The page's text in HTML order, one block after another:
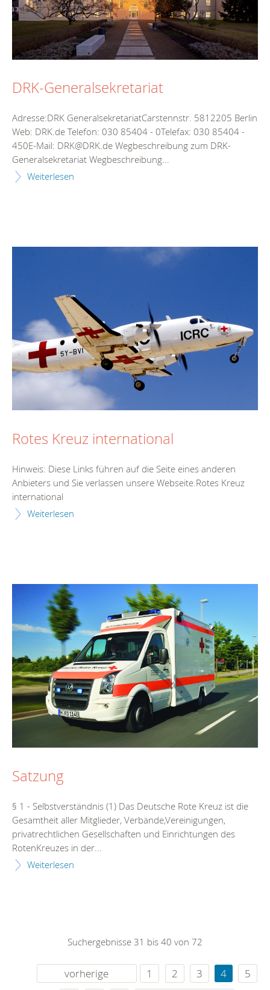
DRK-Generalsekretariat
Adresse:DRK GeneralsekretariatCarstennstr. 5812205 Berlin
Web: DRK.de Telefon: 030 85404 - 0Telefax: 030 85404 -
450E-Mail: DRK@DRK.de Wegbeschreibung zum DRK-
Generalsekretariat Wegbeschreibung...
Weiterlesen
Rotes Kreuz international
Hinweis: Diese Links führen auf die Seite eines anderen
Anbieters und Sie verlassen unsere Webseite.Rotes Kreuz
international
Weiterlesen
Satzung
§ 1 - Selbstverständnis (1) Das Deutsche Rote Kreuz ist die
Gesamtheit aller Mitglieder, Verbände,Vereinigungen,
privatrechtlichen Gesellschaften und Einrichtungen des
RotenKreuzes in der...
Weiterlesen
Suchergebnisse 31 bis 40 von 72
vorherige 1 2 3 4
5